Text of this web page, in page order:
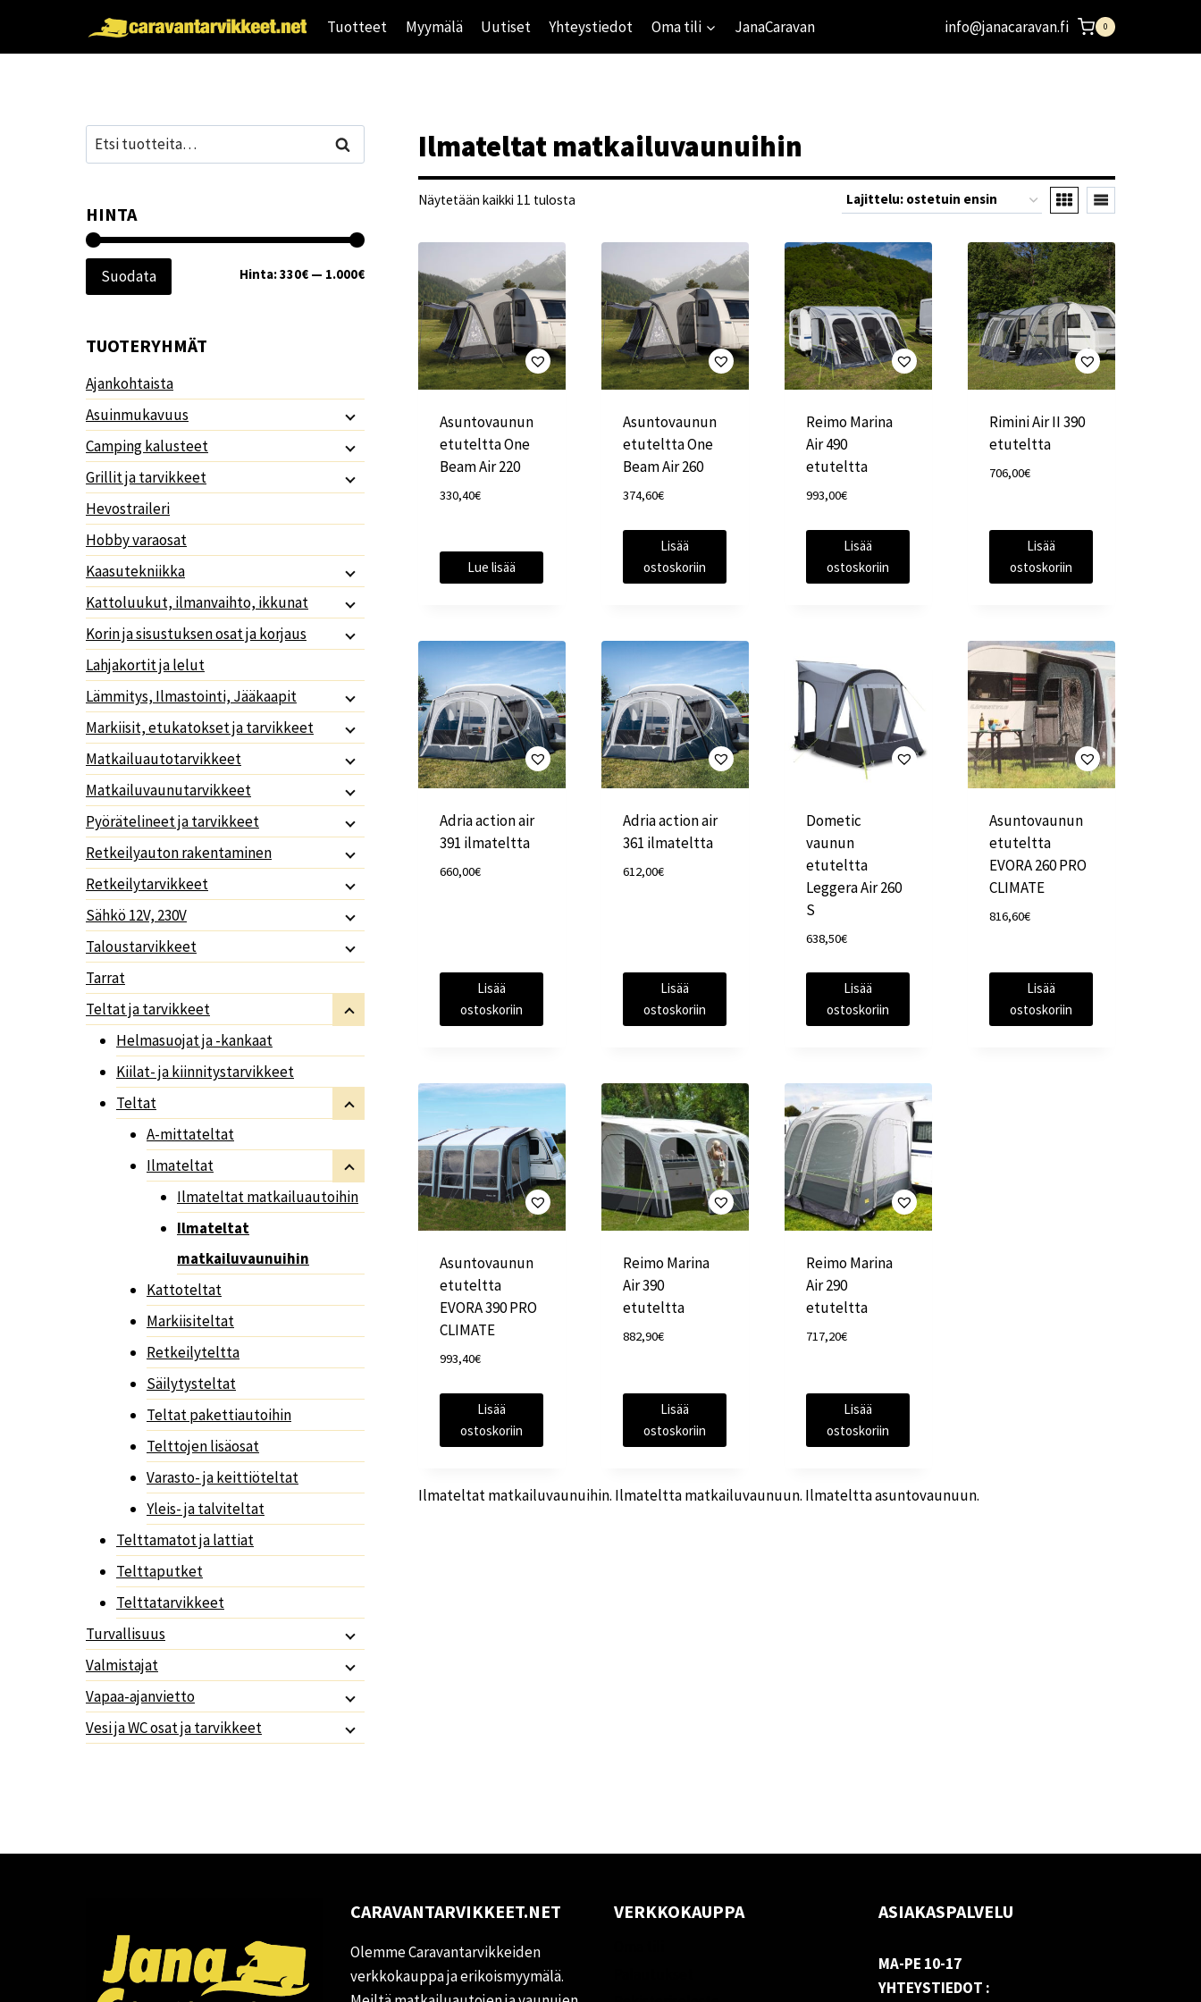
Tuotteet Myymälä Uutiset Yhteystiedot Oma tili JanaCaravan info@janacaravan.fi 0
Ilmateltat matkailuvaunuihin
Näytetään kaikki 11 tulostaSuosituimmat
Asuntovaunun
etuteltta One
Beam Air 220
330,40€
Lue lisää
Asuntovaunun
etuteltta One
Beam Air 260
374,60€
Lisää
ostoskoriin
Reimo Marina
Air 490
etuteltta
993,00€
Lisää
ostoskoriin
Rimini Air II 390
etuteltta
706,00€
Lisää
ostoskoriin
Adria action air
391 ilmateltta
660,00€
Lisää
ostoskoriin
Adria action air
361 ilmateltta
612,00€
Lisää
ostoskoriin
Dometic
vaunun
etuteltta
Leggera Air 260
S
638,50€
Lisää
ostoskoriin
Asuntovaunun
etuteltta
EVORA 260 PRO
CLIMATE
816,60€
Lisää
ostoskoriin
Asuntovaunun
etuteltta
EVORA 390 PRO
CLIMATE
993,40€
Lisää
ostoskoriin
Reimo Marina
Air 390
etuteltta
882,90€
Lisää
ostoskoriin
Reimo Marina
Air 290
etuteltta
717,20€
Lisää
ostoskoriin
Ilmateltat matkailuvaunuihin. Ilmateltta matkailuvaunuun. Ilmateltta asuntovaunuun.
Etsi: Haku
HINTA
Minimihinta
Maksimihinta
Suodata Hinta:330€ — 1.000€
TUOTERYHMÄT
Ajankohtaista
Asuinmukavuus
Camping kalusteet
Grillit ja tarvikkeet
Hevostraileri
Hobby varaosat
Kaasutekniikka
Kattoluukut, ilmanvaihto, ikkunat
Korin ja sisustuksen osat ja korjaus
Lahjakortit ja lelut
Lämmitys, Ilmastointi, Jääkaapit
Markiisit, etukatokset ja tarvikkeet
Matkailuautotarvikkeet
Matkailuvaunutarvikkeet
Pyörätelineet ja tarvikkeet
Retkeilyauton rakentaminen
Retkeilytarvikkeet
Sähkö 12V, 230V
Taloustarvikkeet
Tarrat
Teltat ja tarvikkeet
Helmasuojat ja -kankaat
Kiilat- ja kiinnitystarvikkeet
Teltat
A-mittateltat
Ilmateltat
Ilmateltat matkailuautoihin
Ilmateltat
matkailuvaunuihin
Kattoteltat
Markiisiteltat
Retkeilyteltta
Säilytysteltat
Teltat pakettiautoihin
Telttojen lisäosat
Varasto- ja keittiöteltat
Yleis- ja talviteltat
Telttamatot ja lattiat
Telttaputket
Telttatarvikkeet
Turvallisuus
Valmistajat
Vapaa-ajanvietto
Vesi ja WC osat ja tarvikkeet
CARAVANTARVIKKEET.NET
Olemme Caravantarvikkeiden
verkkokauppa ja erikoismyymälä.
VERKKOKAUPPA ASIAKASPALVELU
MA-PE 10-17
YHTEYSTIEDOT :